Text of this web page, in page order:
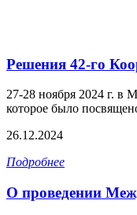
Решения 42-го
27-28 ноября 2024 г.
которое было
26.12.2024
Подробнее
О проведении